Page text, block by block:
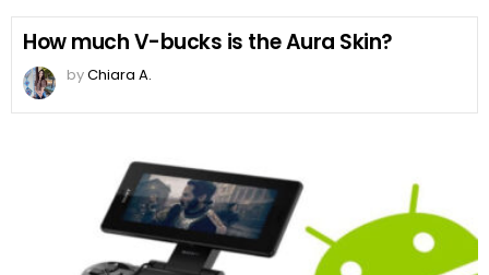
How much V-bucks is the Aura Skin?
byChiara A.